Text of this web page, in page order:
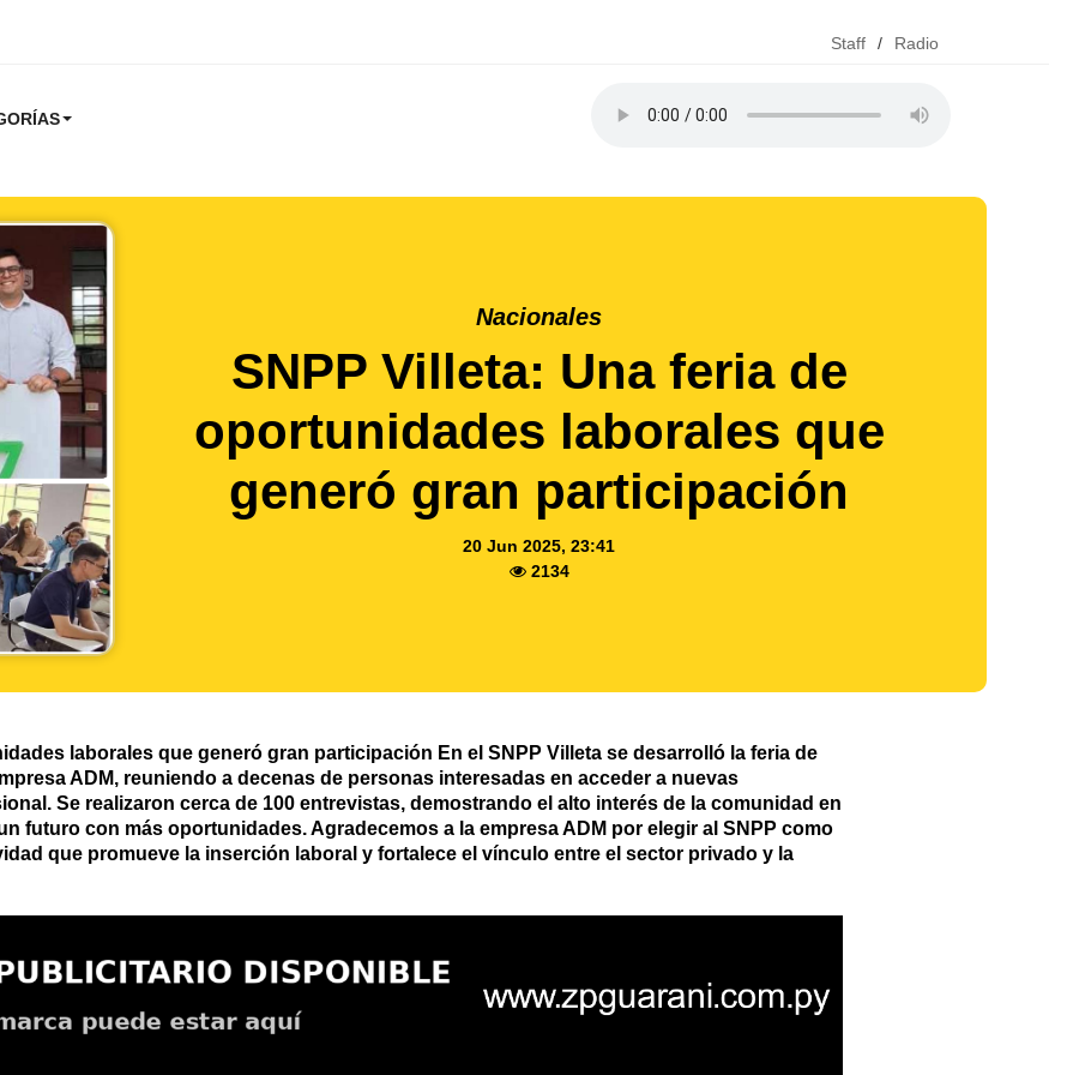
Staff / Radio
Nacionales
SNPP Villeta: Una feria de
oportunidades laborales que
generó gran participación
20 Jun 2025, 23:41
2134
laborales que generó gran participación En el SNPP Villeta se desarrolló la feria de
ADM, reuniendo a decenas de personas interesadas en acceder a nuevas
Se realizaron cerca de 100 entrevistas, demostrando el alto interés de la comunidad en
futuro con más oportunidades. Agradecemos a la empresa ADM por elegir al SNPP como
que promueve la inserción laboral y fortalece el vínculo entre el sector privado y la